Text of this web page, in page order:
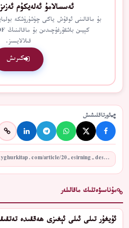
ئەسسالامۇ ئەلەيكۇم
بۇ ماقالىنى ئوقۇش ياكى چۈشۈرۈشكە
قىلالايسىز.
كىرىش
ئورتاقلىشىش
مۇناسىۋەتلىك ماقالىلەر
ئۇيغۇر تىلى ئىلى ئېغىزى ھەققىدە